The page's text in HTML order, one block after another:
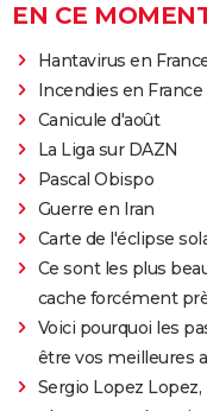
EN CE
Hantavirus en
Incendies en France
Canicule d'août
La Liga sur DAZN
Pascal Obispo
Guerre en Iran
Carte de l'éclipse
Ce sont les plus
cache forcément
Voici pourquoi les
être vos meilleures
Sergio Lopez